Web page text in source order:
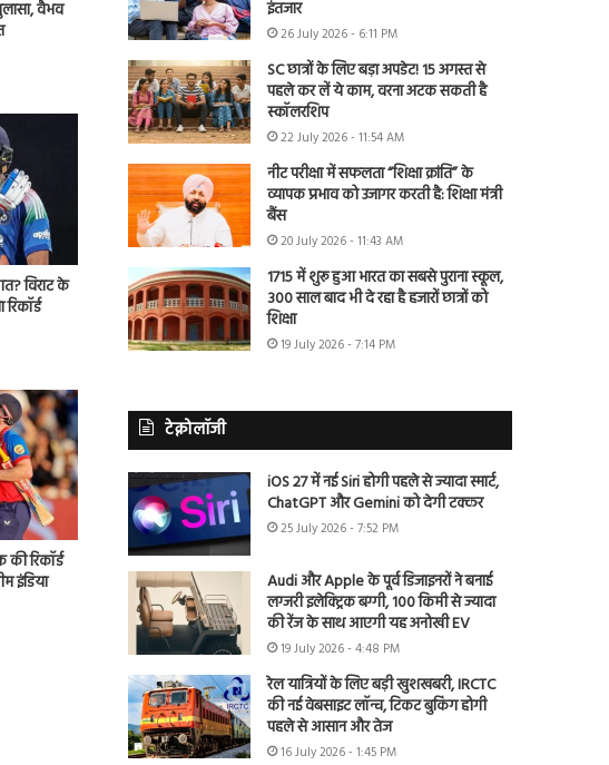
वैभव
विराट के
रिकॉर्ड
इंडिया
इंतजार
26 July 2026 - 6:11 PM
SC छात्रों के लिए बड़ा अपडेट! 15 अगस्त से
पहले कर लें ये काम, वरना अटक सकती है
स्कॉलरशिप
22 July 2026 - 11:54 AM
नीट परीक्षा में सफलता “शिक्षा क्रांति” के
व्यापक प्रभाव को उजागर करती है: शिक्षा मंत्री
बैंस
20 July 2026 - 11:43 AM
1715 में शुरू हुआ भारत का सबसे पुराना स्कूल,
300 साल बाद भी दे रहा है हजारों छात्रों को
शिक्षा
19 July 2026 - 7:14 PM
टेक्नोलॉजी
iOS 27 में नई Siri होगी पहले से ज्यादा स्मार्ट,
ChatGPT और Gemini को देगी टक्कर
25 July 2026 - 7:52 PM
Audi और Apple के पूर्व डिजाइनरों ने बनाई
लग्जरी इलेक्ट्रिक बग्गी, 100 किमी से ज्यादा
की रेंज के साथ आएगी यह अनोखी EV
19 July 2026 - 4:48 PM
रेल यात्रियों के लिए बड़ी खुशखबरी, IRCTC
की नई वेबसाइट लॉन्च, टिकट बुकिंग होगी
पहले से आसान और तेज
16 July 2026 - 1:45 PM